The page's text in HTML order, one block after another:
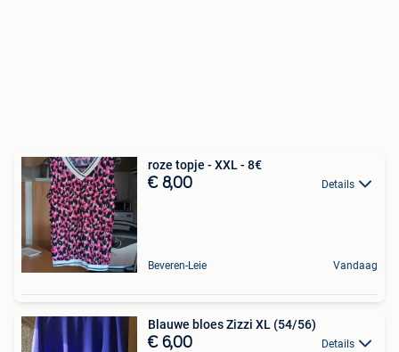
roze topje - XXL - 8€
€ 8,00 Details
Beveren-Leie Vandaag
Blauwe bloes Zizzi XL (54/56)
€ 6,00 Details